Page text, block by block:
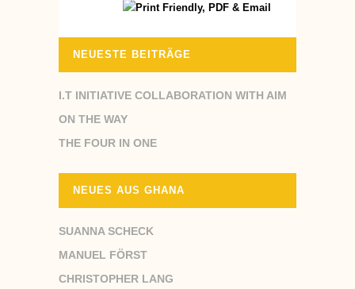
NEUESTE BEITRÄGE
I.T INITIATIVE COLLABORATION WITH AIM
ON THE WAY
THE FOUR IN ONE
NEUES AUS GHANA
SUANNA SCHECK
MANUEL FÖRST
CHRISTOPHER LANG